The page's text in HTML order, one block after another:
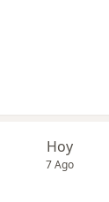
Hoy
7 Ago